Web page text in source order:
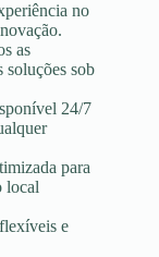
no
as
soluções sob
24/7
para
local
e